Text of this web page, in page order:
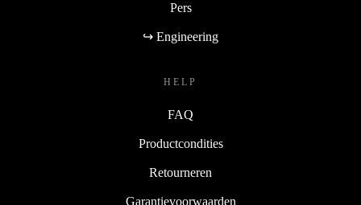
Pers
↪ Engineering
HELP
FAQ
Productcondities
Retourneren
Garantievoorwaarden